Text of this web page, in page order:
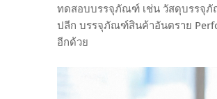
ทดสอบบรรจุภัณฑ์ เช่น วัสดุบรรจุภั
ปลีก บรรจุภัณฑ์สินค้าอันตราย
อีกด้วย